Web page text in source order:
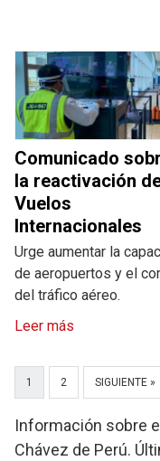
Comunicado
la reactivación
Vuelos
Internacionales
Urge aumentar la
de aeropuertos y el
del tráfico aéreo.
Leer más
1 2 SIGUIENTE »
Información sobre
Chávez de Perú.